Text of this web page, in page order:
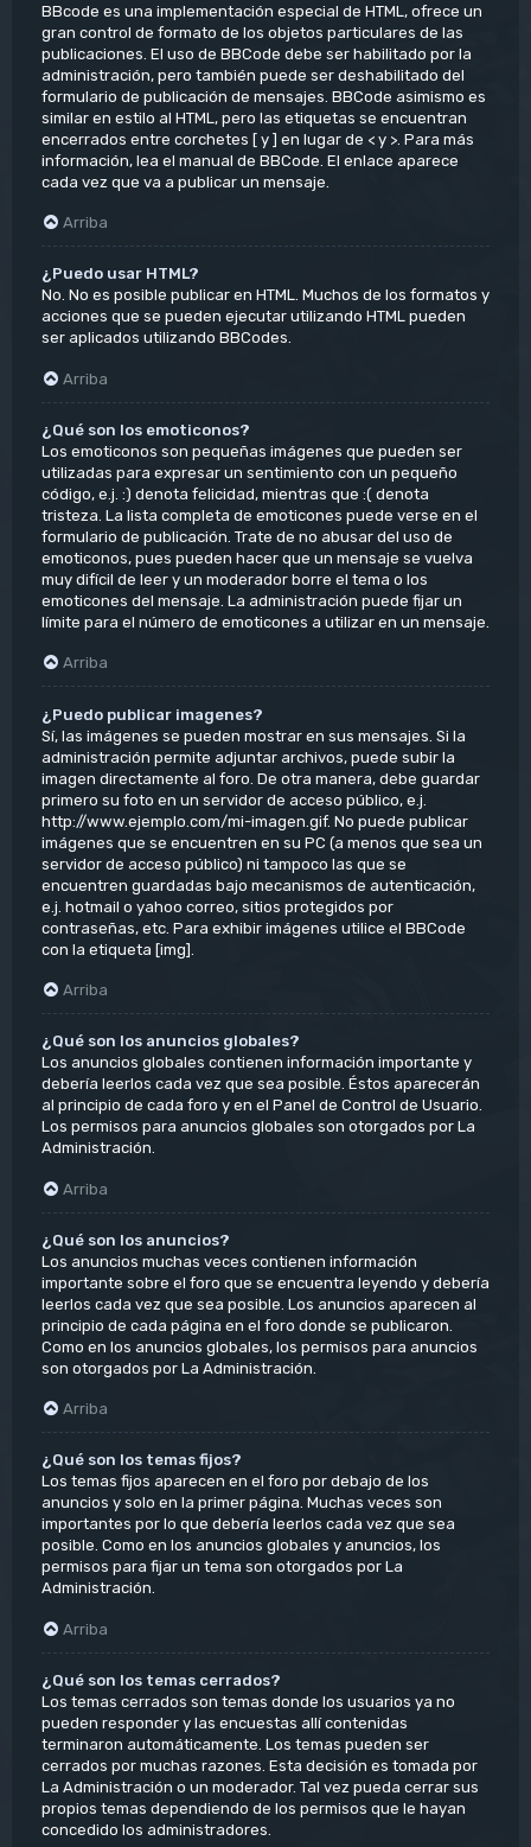
BBcode es una implementación especial de HTML, ofrece un
gran control de formato de los objetos particulares de las
publicaciones. El uso de BBCode debe ser habilitado por la
administración, pero también puede ser deshabilitado del
formulario de publicación de mensajes. BBCode asimismo es
similar en estilo al HTML, pero las etiquetas se encuentran
encerrados entre corchetes [ y ] en lugar de < y >. Para más
información, lea el manual de BBCode. El enlace aparece
cada vez que va a publicar un mensaje.
Arriba
¿Puedo usar HTML?
No. No es posible publicar en HTML. Muchos de los formatos y
acciones que se pueden ejecutar utilizando HTML pueden
ser aplicados utilizando BBCodes.
Arriba
¿Qué son los emoticonos?
Los emoticonos son pequeñas imágenes que pueden ser
utilizadas para expresar un sentimiento con un pequeño
código, e.j. :) denota felicidad, mientras que :( denota
tristeza. La lista completa de emoticones puede verse en el
formulario de publicación. Trate de no abusar del uso de
emoticonos, pues pueden hacer que un mensaje se vuelva
muy difícil de leer y un moderador borre el tema o los
emoticones del mensaje. La administración puede fijar un
límite para el número de emoticones a utilizar en un mensaje.
Arriba
¿Puedo publicar imagenes?
Sí, las imágenes se pueden mostrar en sus mensajes. Si la
administración permite adjuntar archivos, puede subir la
imagen directamente al foro. De otra manera, debe guardar
primero su foto en un servidor de acceso público, e.j.
http://www.ejemplo.com/mi-imagen.gif. No puede publicar
imágenes que se encuentren en su PC (a menos que sea un
servidor de acceso público) ni tampoco las que se
encuentren guardadas bajo mecanismos de autenticación,
e.j. hotmail o yahoo correo, sitios protegidos por
contraseñas, etc. Para exhibir imágenes utilice el BBCode
con la etiqueta [img].
Arriba
¿Qué son los anuncios globales?
Los anuncios globales contienen información importante y
debería leerlos cada vez que sea posible. Éstos aparecerán
al principio de cada foro y en el Panel de Control de Usuario.
Los permisos para anuncios globales son otorgados por La
Administración.
Arriba
¿Qué son los anuncios?
Los anuncios muchas veces contienen información
importante sobre el foro que se encuentra leyendo y debería
leerlos cada vez que sea posible. Los anuncios aparecen al
principio de cada página en el foro donde se publicaron.
Como en los anuncios globales, los permisos para anuncios
son otorgados por La Administración.
Arriba
¿Qué son los temas fijos?
Los temas fijos aparecen en el foro por debajo de los
anuncios y solo en la primer página. Muchas veces son
importantes por lo que debería leerlos cada vez que sea
posible. Como en los anuncios globales y anuncios, los
permisos para fijar un tema son otorgados por La
Administración.
Arriba
¿Qué son los temas cerrados?
Los temas cerrados son temas donde los usuarios ya no
pueden responder y las encuestas allí contenidas
terminaron automáticamente. Los temas pueden ser
cerrados por muchas razones. Esta decisión es tomada por
La Administración o un moderador. Tal vez pueda cerrar sus
propios temas dependiendo de los permisos que le hayan
concedido los administradores.